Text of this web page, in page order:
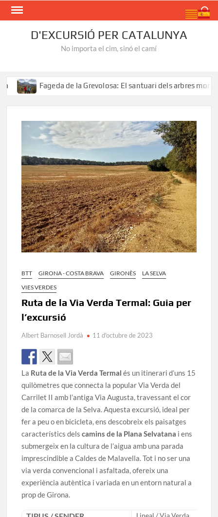
Skip
D'EXCURSIÓ PER CATALUNYA
No importa el cim, sinó el camí
Fageda de la Grevolosa: El santuari dels arbres monumentals
BTT GIRONA - COSTA BRAVA GIRONÈS
LA SELVA
VIES VERDES
Ruta de la Via Verda Termal: Guia per
l’excursió
Albert Barnosell Jordà 11 d'octubre de 2023
La Ruta de la Via Verda Termal és un itinerari d’uns 15
quilòmetres que connecta la popular Via Verda del
Carrilet II amb l’antiga Via Augusta, travessant el cor
de la comarca de la Selva. Aquesta excursió, ideal per
fer a peu o en bicicleta, ens descobreix els paisatges
característics delscamins de la Plana Selvatana i ens
submergeix en la cultura de l’aigua amb una parada
imprescindible a Caldes de Malavella. Tot i no ser una
via verda convencional i asfaltada, ofereix una
experiència autèntica i variada en un entorn natural a
prop de Girona.
Lineal / Via Verda